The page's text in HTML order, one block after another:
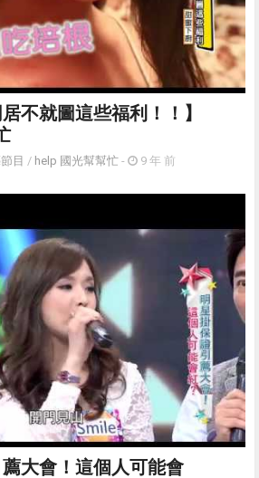
不就圖這些福利！！】
目 / help 國光幫幫忙 - 9 年 前
薦大會！這個人可能會